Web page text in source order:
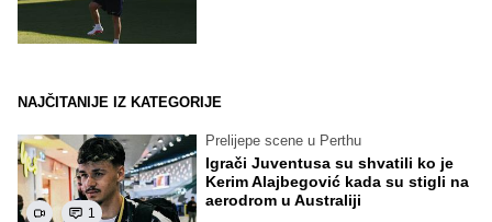
NAJČITANIJE IZ KATEGORIJE
1
Prelijepe scene u Perthu
Igrači Juventusa su shvatili ko je
Kerim Alajbegović kada su stigli na
aerodrom u Australiji